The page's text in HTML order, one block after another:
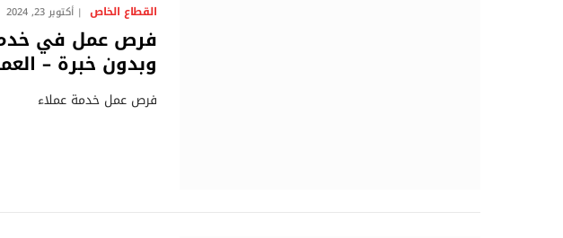
القطاع الخاص أكتوبر 23, 2024
فرص عمل في خدمة
وبدون خبرة – العمل 5 أيام في
فرص عمل خدمة عملاء